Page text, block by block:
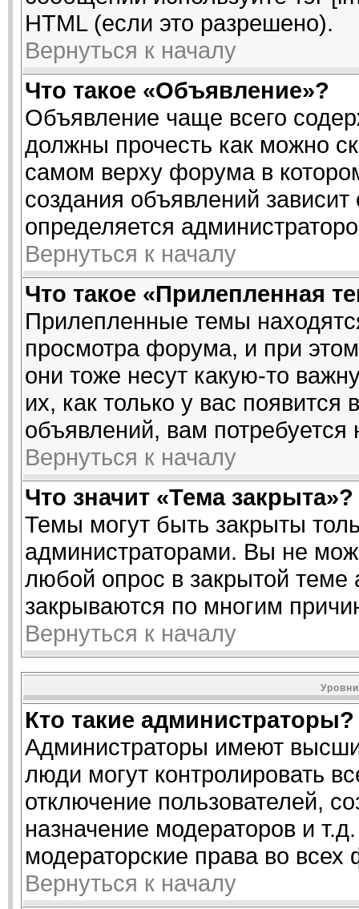
HTML (если это разрешено).
Вернуться к началу
Что такое «Объявление»?
Объявление чаще всего
должны прочесть как можно
самом верху форума в
создания объявлений
определяется
Вернуться к началу
Что такое «Прилепленная
Прилепленные темы
просмотра форума, и при
они тоже несут какую-то
их, как только у вас
объявлений, вам
Вернуться к началу
Что значит «Тема закрыта»?
Темы могут быть закрыты
администраторами. Вы не
любой опрос в закрытой теме
закрываются по многим
Вернуться к началу
Кто такие администраторы?
Администраторы имеют
люди могут контролировать
отключение пользователей,
назначение модераторов и
модераторские права во
Вернуться к началу